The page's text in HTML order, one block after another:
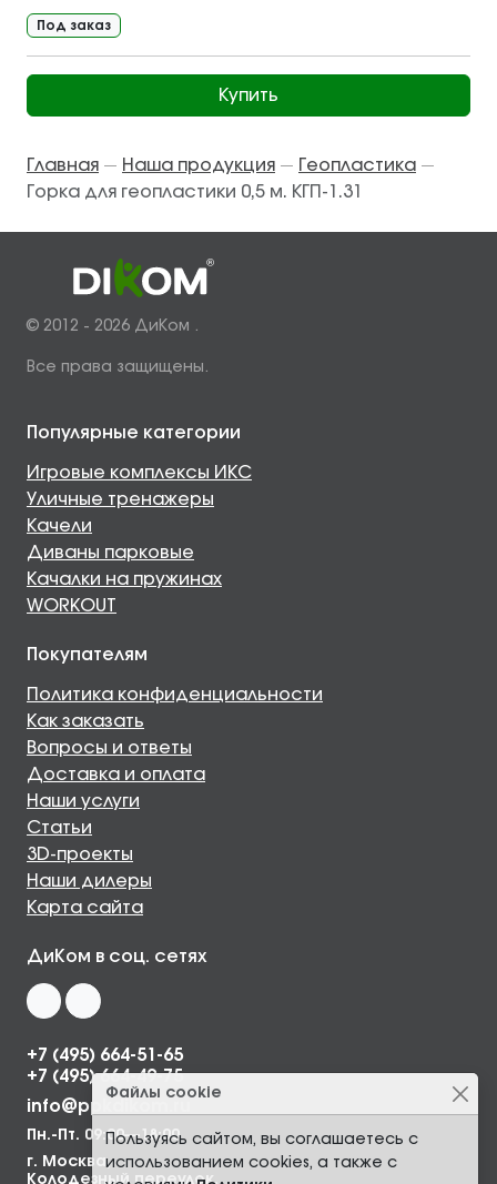
Под заказ
Купить
Главная — Наша продукция — Геопластика —
Горка для геопластики 0,5 м. КГП-1.31
© 2012 - 2026 ДиКом .
Все права защищены.
Файлы cookie
Пользуясь сайтом, вы соглашаетесь с
использованием cookies, а также с
Популярные категории
Игровые комплексы ИКС
Уличные тренажеры
Качели
Диваны парковые
Качалки на пружинах
WORKOUT
Покупателям
Политика конфиденциальности
Как заказать
Вопросы и ответы
Доставка и оплата
Наши услуги
Статьи
3D-проекты
Наши дилеры
Карта сайта
ДиКом в соц. сетях
+7 (495) 664-51-65
+7 (495) 664-49-75
info@ppkdikom.ru
Пн.-Пт. 09:00—18:00
г. Москва,
Колодезный переулок,